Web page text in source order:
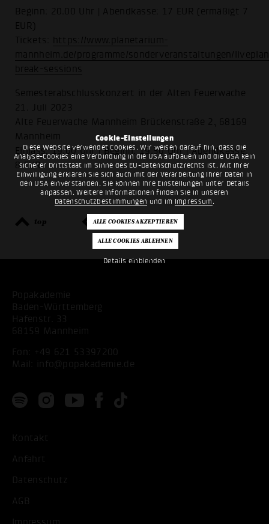
Cookie-Einstellungen
Diese Website verwendet Cookies. Wir weisen darauf hin, dass die
Analyse-Cookies eine Verbindung in die USA aufbauen und die USA kein
sicherer Drittstaat im Sinne des EU-Datenschutzrechts ist. Mit Ihrer
Einwilligung erklären Sie sich auch mit der Verarbeitung Ihrer Daten in
den USA einverstanden. Sie können Ihre Einstellungen unter Details
anpassen. Weitere Informationen finden Sie in unseren
Datenschutzbestimmungen und im Impressum .
Details einblenden
Beginn: 20.00 Uhr | Abendkasse: 17 EUR (ermäßigt 7
EUR)
Tickets:
https://www.planetarium-
mannheim.de/programme/sonderveranstaltungen/
break-sessions
Semesterabschlusskonzert in der Alten Feuerwache
21. Juli 2023
Alte Feuerwache Mannheim Brückenstraße 2, 68169
Mannheim
Einlass: 19.00 Uhr | Beginn: 19.30 Uhr | Abendkasse:
8 EUR
top zurück
Popakademie
Baden-Württemberg
Hafenstr. 33
68159 Mannheim
Fon:
+49 621 53397200
Mail:
info@popakademie.de
Kontakt
Anfahrt
Datenschutz
AGB